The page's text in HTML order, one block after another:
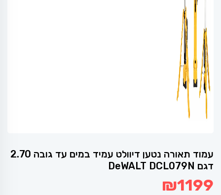
עמוד תאורה נטען דיוולט עמיד במים עד גובה 2.70
דגם DeWALT DCL079N
₪1199